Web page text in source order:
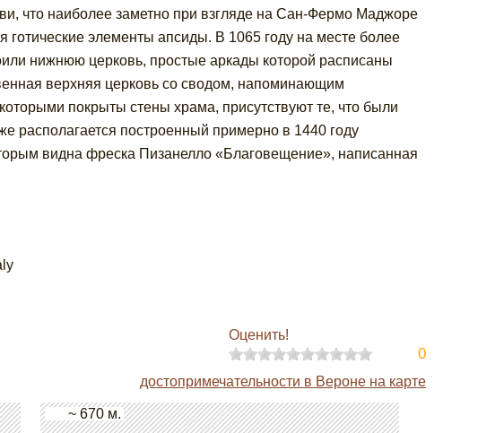
что наиболее заметно при взгляде на Сан-Фермо Маджоре
элементы апсиды. В 1065 году на месте более
нижнюю церковь, простые аркады которой расписаны
верхняя церковь со сводом, напоминающим
покрыты стены храма, присутствуют те, что были
располагается построенный примерно в 1440 году
видна фреска Пизанелло «Благовещение», написанная
Оценить!
0
достопримечательности в Вероне на карте
~ 670 м.